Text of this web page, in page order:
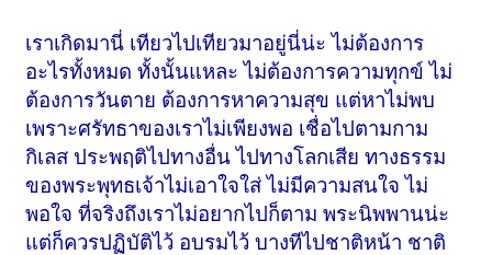
เราเกิดมานี่ เทียวไปเทียวมาอยู่นี่น่ะ ไม่ต้องการ
อะไรทั้งหมด ทั้งนั้นแหละ ไม่ต้องการความทุกข์ ไม่
ต้องการวันตาย ต้องการหาความสุข แต่หาไม่พบ
เพราะศรัทธาของเราไม่เพียงพอ เชื่อไปตามกาม
กิเลส ประพฤติไปทางอื่น ไปทางโลกเสีย ทางธรรม
ของพระพุทธเจ้าไม่เอาใจใส่ ไม่มีความสนใจ ไม่
พอใจ ที่จริงถึงเราไม่อยากไปก็ตาม พระนิพพานน่ะ
แต่ก็ควรปฏิบัติไว้ อบรมไว้ บางทีไปชาติหน้า ชาติ